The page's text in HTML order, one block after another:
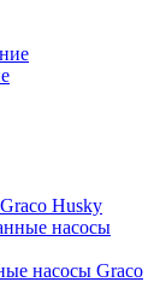
Husky
насосы Graco